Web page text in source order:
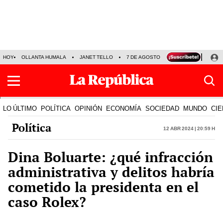
HOY OLLANTA HUMALA JANET TELLO 7 DE AGOSTO TINKA RESULTADOS
LO ÚLTIMO POLÍTICA OPINIÓN ECONOMÍA SOCIEDAD MUNDO
Política 12 Abr 2024 | 20:59 h
Dina Boluarte: ¿qué infracción
administrativa y delitos habría
cometido la presidenta en el
caso Rolex?